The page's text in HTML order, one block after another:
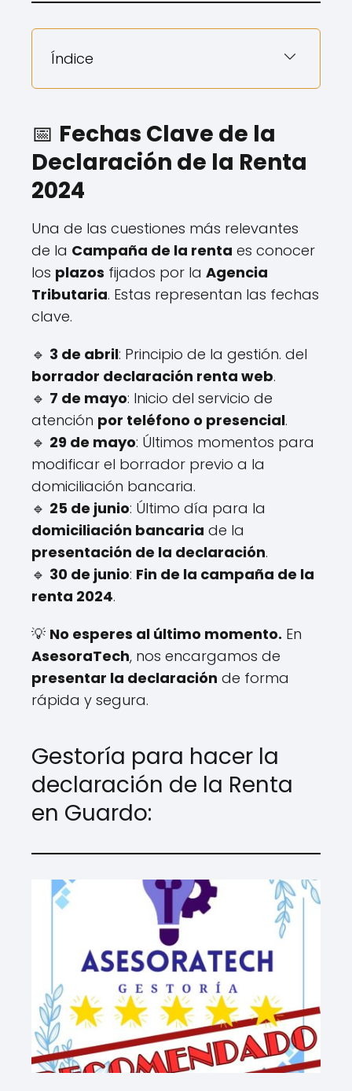
Índice
📅 Fechas Clave de la
Declaración de la Renta
2024
Una de las cuestiones más relevantes
de la Campaña de la renta es conocer
los plazos fijados por la Agencia
Tributaria. Estas representan las fechas
clave.
🔹 3 de abril: Principio de la gestión. del
borrador declaración renta web.
🔹 7 de mayo: Inicio del servicio de
atención por teléfono o presencial.
🔹 29 de mayo: Últimos momentos para
modificar el borrador previo a la
domiciliación bancaria.
🔹 25 de junio: Último día para la
domiciliación bancaria de la
presentación de la declaración.
🔹 30 de junio: Fin de la campaña de la
renta 2024.
💡 No esperes al último momento. En
AsesoraTech, nos encargamos de
presentar la declaración de forma
rápida y segura.
Gestoría para hacer la
declaración de la Renta
en Guardo: